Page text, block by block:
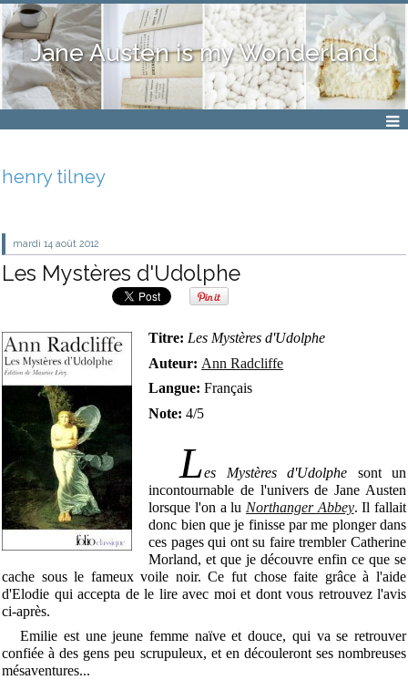
Jane Austen is my Wonderland
henry tilney
mardi 14 août 2012
Les Mystères d'Udolphe
Titre: Les Mystères d'Udolphe
Auteur: Ann Radcliffe
Langue: Français
Note:4/5
Les Mystères d'Udolphe sont un
incontournable de l'univers de Jane Austen
lorsque l'on a lu Northanger Abbey. Il fallait
donc bien que je finisse par me plonger dans
ces pages qui ont su faire trembler Catherine
Morland, et que je découvre enfin ce que se
cache sous le fameux voile noir. Ce fut chose faite grâce à l'aide
d'Elodie qui accepta de le lire avec moi et dont vous retrouvez l'avis
ci-après.
Emilie est une jeune femme naïve et douce, qui va se retrouver
confiée à des gens peu scrupuleux, et en découleront ses nombreuses
mésaventures...